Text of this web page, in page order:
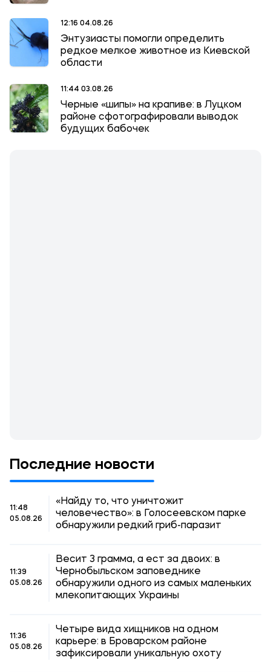
12:16 04.08.26
Энтузиасты помогли определить
редкое мелкое животное из Киевской
области
11:44 03.08.26
Черные «шипы» на крапиве: в Луцком
районе сфотографировали выводок
будущих бабочек
Последние новости
11:48
05.08.26
«Найду то, что уничтожит
человечество»: в Голосеевском парке
обнаружили редкий гриб-паразит
11:39
05.08.26
Весит 3 грамма, а ест за двоих: в
Чернобыльском заповеднике
обнаружили одного из самых маленьких
млекопитающих Украины
11:36
05.08.26
Четыре вида хищников на одном
карьере: в Броварском районе
зафиксировали уникальную охоту